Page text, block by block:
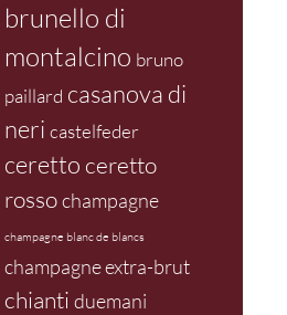
brunello di
montalcino bruno
paillard casanova di
neri castelfeder
ceretto ceretto
rossochampagne
champagne blanc de blancs
champagne extra-brut
chianti duemani